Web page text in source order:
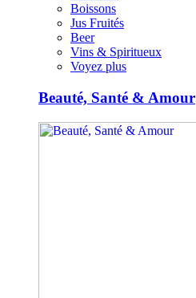
Boissons
Jus Fruités
Beer
Vins & Spiritueux
Voyez plus
Beauté, Santé & Amour